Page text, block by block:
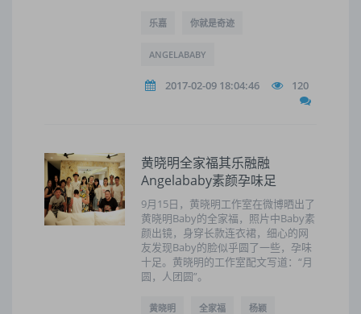
乐嘉 你就是奇迹
ANGELABABY
2017-02-09 18:04:46 120
黄晓明全家福其乐融融
Angelababy素颜孕味足
9月15日，黄晓明工作室在微博晒出了
黄晓明Baby的全家福，照片中Baby素
颜出镜，身穿长款连衣裙，细心的网
友发现Baby的脸似乎圆了一些，孕味
十足。黄晓明的工作室配文写道：“月
圆，人团圆”。
黄晓明 全家福 杨颖